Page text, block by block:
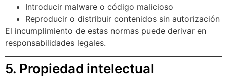
Introducir malware o código malicioso
Reproducir o distribuir contenidos sin autorización
El incumplimiento de estas normas puede derivar en
responsabilidades legales.
5. Propiedad intelectual